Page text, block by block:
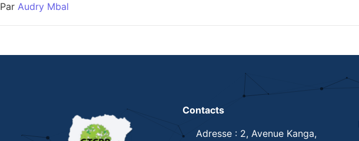
Par Audry Mbal
Contacts
Adresse : 2, Avenue Kanga,